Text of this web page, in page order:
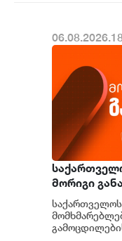
მორიგი
საქართველოს